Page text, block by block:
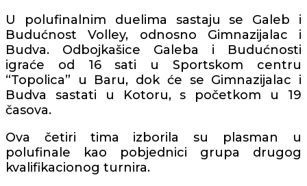
U polufinalnim duelima sastaju se Galeb i
Budućnost Volley, odnosno Gimnazijalac i
Budva. Odbojkašice Galeba i Budućnosti
igraće od 16 sati u Sportskom centru
“Topolica” u Baru, dok će se Gimnazijalac i
Budva sastati u Kotoru, s početkom u 19
časova.
Ova četiri tima izborila su plasman u
polufinale kao pobjednici grupa drugog
kvalifikacionog turnira.